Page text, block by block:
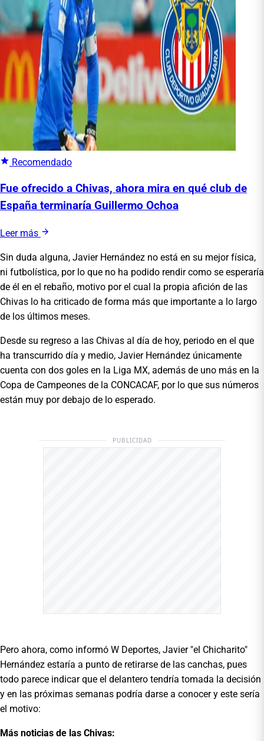
Recomendado
Fue ofrecido a Chivas, ahora mira en qué club de
España terminaría Guillermo Ochoa
Leer más
Sin duda alguna, Javier Hernández no está en su mejor física,
ni futbolística, por lo que no ha podido rendir como se esperaría
de él en el rebaño, motivo por el cual la propia afición de las
Chivas lo ha criticado de forma más que importante a lo largo
de los últimos meses.
Desde su regreso a las Chivas al día de hoy, periodo en el que
ha transcurrido día y medio, Javier Hernández únicamente
cuenta con dos goles en la Liga MX, además de uno más en la
Copa de Campeones de la CONCACAF, por lo que sus números
están muy por debajo de lo esperado.
PUBLICIDAD
Pero ahora, como informó W Deportes, Javier "el Chicharito"
Hernández estaría a punto de retirarse de las canchas, pues
todo parece indicar que el delantero tendría tomada la decisión
y en las próximas semanas podría darse a conocer y este sería
el motivo:
Más noticias de las Chivas: